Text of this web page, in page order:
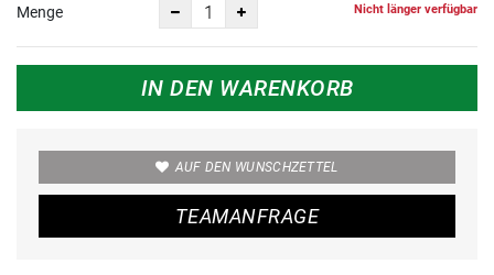
Menge Nicht länger verfügbar
IN DEN WARENKORB
AUF DEN WUNSCHZETTEL
TEAMANFRAGE